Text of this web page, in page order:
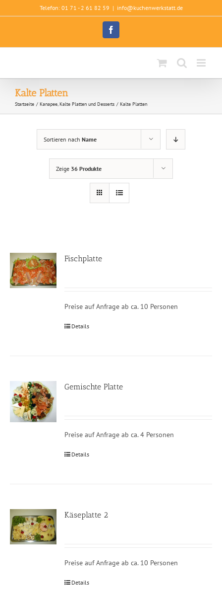
Inhalt
Telefon: 01 71 - 2 61 82 59 | info@kuchenwerkstatt.de
Facebook
Kalte Platten
Startseite Kanapee, Kalte Platten und Desserts Kalte Platten
Sortieren nach Name
Zeige 36 Produkte
Fischplatte
Preise auf Anfrage ab ca. 10 Personen
Details
Gemischte Platte
Preise auf Anfrage ab ca. 4 Personen
Details
Käseplatte 2
Preise auf Anfrage ab ca. 10 Personen
Details